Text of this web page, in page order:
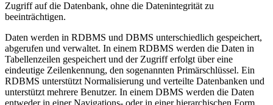
Zugriff auf die Datenbank, ohne die Datenintegrität zu
beeinträchtigen.
Daten werden in RDBMS und DBMS unterschiedlich gespeichert,
abgerufen und verwaltet. In einem RDBMS werden die Daten in
Tabellenzeilen gespeichert und der Zugriff erfolgt über eine
eindeutige Zeilenkennung, den sogenannten Primärschlüssel. Ein
RDBMS unterstützt Normalisierung und verteilte Datenbanken und
unterstützt mehrere Benutzer. In einem DBMS werden die Daten
entweder in einer Navigations- oder in einer hierarchischen Form